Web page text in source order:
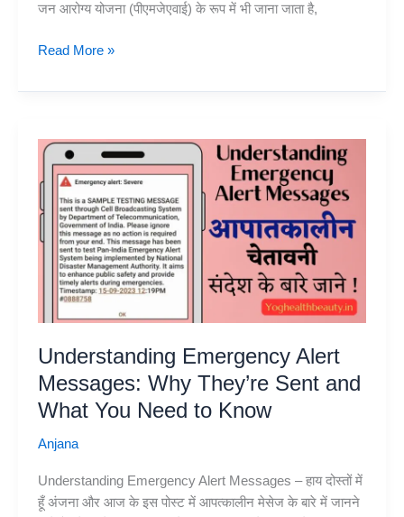
जन आरोग्य योजना (पीएमजेएवाई) के रूप में भी जाना जाता है,
आयुष्मान
कैसे
कहां
बनवाएं
!
सबको
मिलेगा
आयुष्मान
पास
ये
चाहिए
!
Read More »
Understanding Emergency Alert
Messages: Why They’re Sent and
What You Need to Know
Anjana
Understanding Emergency Alert Messages – हाय दोस्तों में
हूँ अंजना और आज के इस पोस्ट में आपत्कालीन मेसेज के बारे में जानने